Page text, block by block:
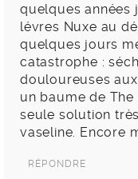
quelques années
lévres Nuxe au
quelques jours
catastrophe :
douloureuses
un baume de
seule solution
vaseline. Encore
RÉPONDRE